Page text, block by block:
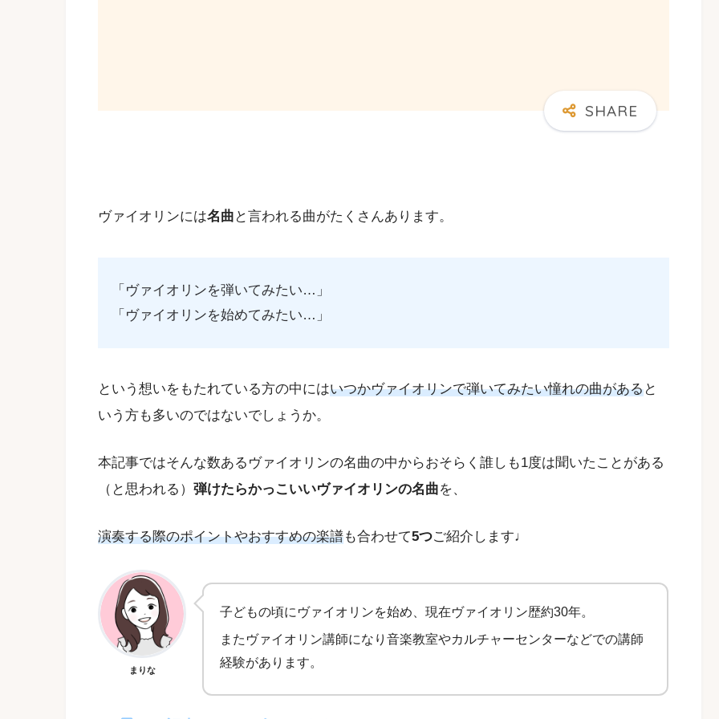
ヴァイオリンには名曲 と言われる曲がたくさんあります。
「ヴァイオリンを弾いてみたい…」
「ヴァイオリンを始めてみたい…」
という想いをもたれている方の中にはいつかヴァイオリンで弾いてみたい憧れの曲があると
いう方も多いのではないでしょうか。
本記事ではそんな数あるヴァイオリンの名曲の中からおそらく誰しも1度は聞いたことがある
（と思われる） 弾けたらかっこいいヴァイオリンの名曲を、
演奏する際のポイントやおすすめの楽譜も合わせて5つご紹介します♩
まりな
子どもの頃にヴァイオリンを始め、現在ヴァイオリン歴約30年。
またヴァイオリン講師になり音楽教室やカルチャーセンターなどでの講師
経験があります。